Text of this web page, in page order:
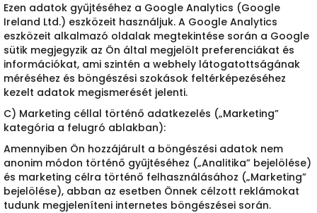
Ezen adatok gyűjtéséhez a Google Analytics (Google
Ireland Ltd.) eszközeit használjuk. A Google Analytics
eszközeit alkalmazó oldalak megtekintése során a Google
sütik megjegyzik az Ön által megjelölt preferenciákat és
információkat, ami szintén a webhely látogatottságának
méréséhez és böngészési szokások feltérképezéséhez
kezelt adatok megismerését jelenti.
C) Marketing céllal történő adatkezelés („Marketing”
kategória a felugró ablakban):
Amennyiben Ön hozzájárult a böngészési adatok nem
anonim módon történő gyűjtéséhez („Analitika” bejelölése)
és marketing célra történő felhasználásához („Marketing”
bejelölése), abban az esetben Önnek célzott reklámokat
tudunk megjeleníteni internetes böngészései során.